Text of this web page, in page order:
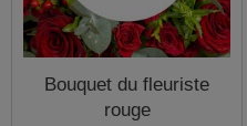
Bouquet du fleuriste
rouge